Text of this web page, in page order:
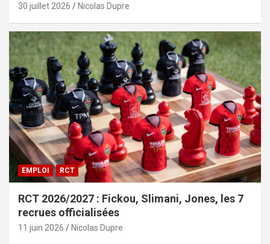
30 juillet 2026 Nicolas Dupre
EMPLOI RCT
RCT 2026/2027 : Fickou, Slimani, Jones, les 7
recrues officialisées
11 juin 2026 Nicolas Dupre